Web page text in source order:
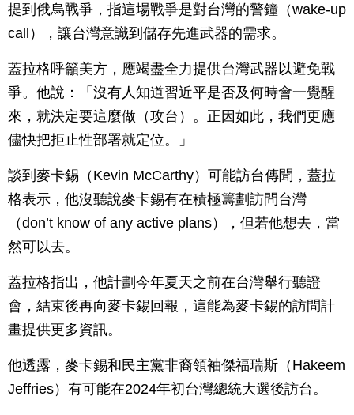
提到俄烏戰爭，指這場戰爭是對台灣的警鐘（wake-up
call），讓台灣意識到儲存先進武器的需求。
蓋拉格呼籲美方，應竭盡全力提供台灣武器以避免戰
爭。他說：「沒有人知道習近平是否及何時會一覺醒
來，就決定要這麼做（攻台）。正因如此，我們更應
儘快把拒止性部署就定位。」
談到麥卡錫（Kevin McCarthy）可能訪台傳聞，蓋拉
格表示，他沒聽說麥卡錫有在積極籌劃訪問台灣
（don’t know of any active plans），但若他想去，當
然可以去。
蓋拉格指出，他計劃今年夏天之前在台灣舉行聽證
會，結束後再向麥卡錫回報，這能為麥卡錫的訪問計
畫提供更多資訊。
他透露，麥卡錫和民主黨非裔領袖傑福瑞斯（Hakeem
Jeffries）有可能在2024年初台灣總統大選後訪台。